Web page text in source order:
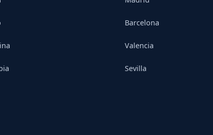
Barcelona
Valencia
Sevilla